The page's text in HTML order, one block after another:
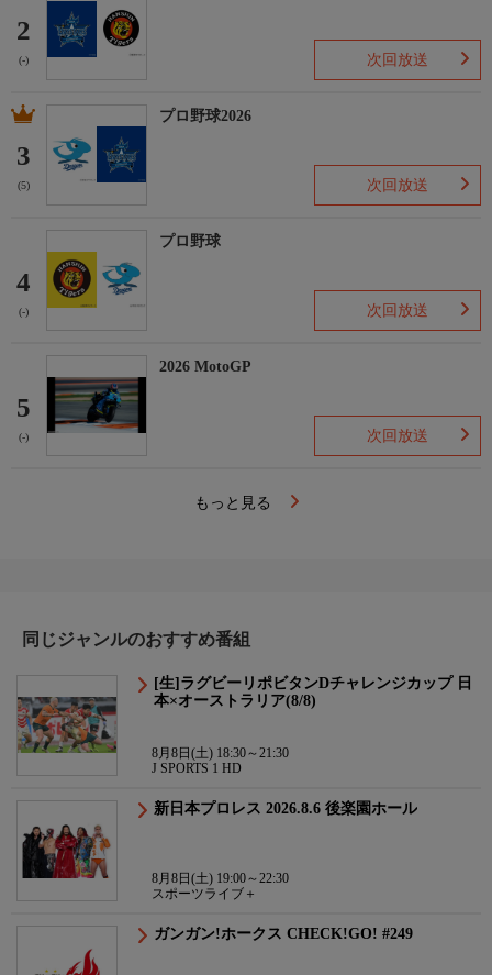
2
(-) 次回放送
3
(5)
プロ野球2026
次回放送
4
(-)
プロ野球
次回放送
5
(-)
2026 MotoGP
次回放送
もっと見る
同じジャンルのおすすめ番組
[生]ラグビーリポビタンDチャレンジカップ 日
本×オーストラリア(8/8)
8月8日(土) 18:30～21:30
J SPORTS 1 HD
新日本プロレス 2026.8.6 後楽園ホール
8月8日(土) 19:00～22:30
スポーツライブ＋
ガンガン!ホークス CHECK!GO! #249